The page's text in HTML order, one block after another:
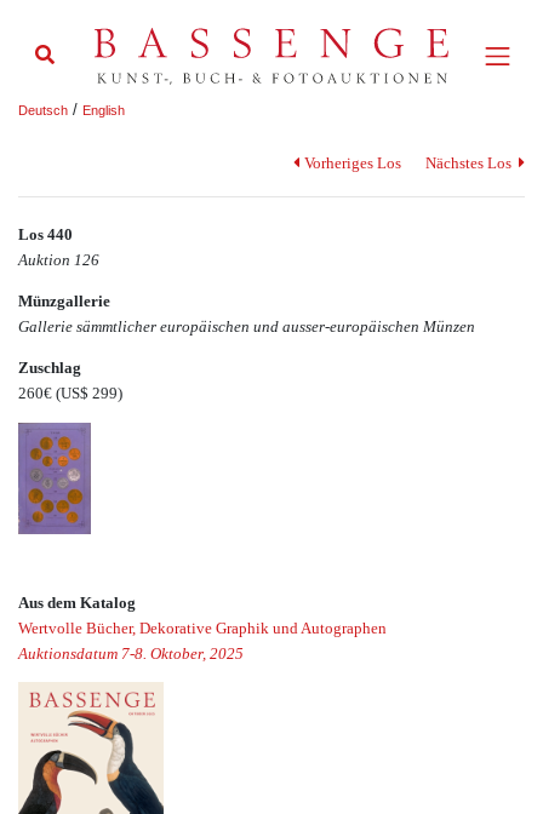
Deutsch / English
Vorheriges Los Nächstes Los
Los 440
Auktion 126
Münzgallerie
Gallerie sämmtlicher europäischen und ausser-europäischen Münzen
Zuschlag
260€ (US$ 299)
Aus dem Katalog
Wertvolle Bücher, Dekorative Graphik und Autographen
Auktionsdatum 7-8. Oktober, 2025